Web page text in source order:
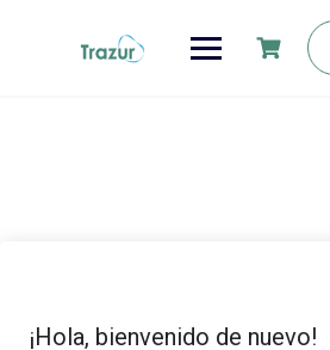
¡Hola, bienvenido de nuevo!